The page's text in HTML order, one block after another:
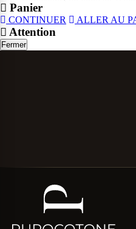
Panier
CONTINUER ALLER AU
Attention
Fermer